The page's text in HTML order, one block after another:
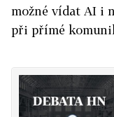
možné vídat AI i
při přímé